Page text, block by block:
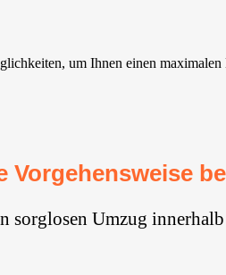
um Ihnen einen
Vorgehensweise
sorglosen Umzug